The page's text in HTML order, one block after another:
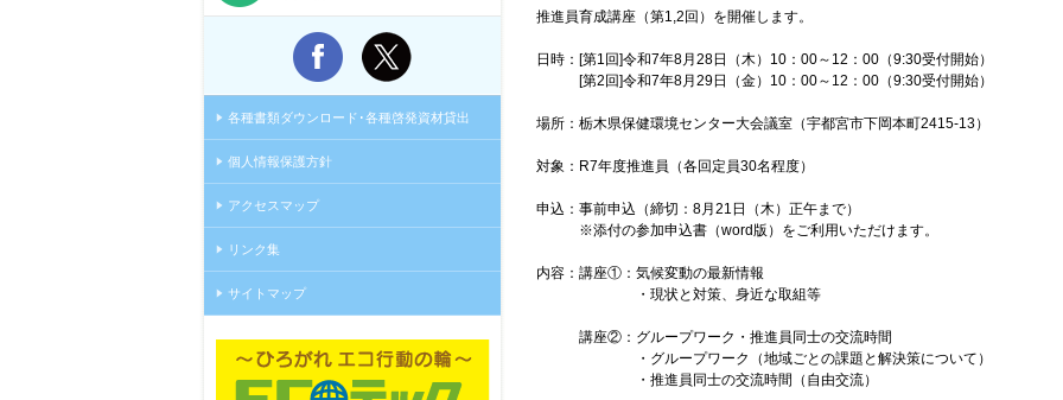
各種書類ダウンロード･各種啓発資材貸出
個人情報保護方針
アクセスマップ
リンク集
サイトマップ
推進員育成講座（第1,2回）を開催します。
日時：[第1回]令和7年8月28日（木）10：00～12：00（9:30受付開始）
[第2回]令和7年8月29日（金）10：00～12：00（9:30受付開始）
場所：栃木県保健環境センター大会議室（宇都宮市下岡本町2415-13）
対象：R7年度推進員（各回定員30名程度）
申込：事前申込（締切：8月21日（木）正午まで）
※添付の参加申込書（word版）をご利用いただけます。
内容：講座①：気候変動の最新情報
・現状と対策、身近な取組等
講座②：グループワーク・推進員同士の交流時間
・グループワーク（地域ごとの課題と解決策について）
・推進員同士の交流時間（自由交流）